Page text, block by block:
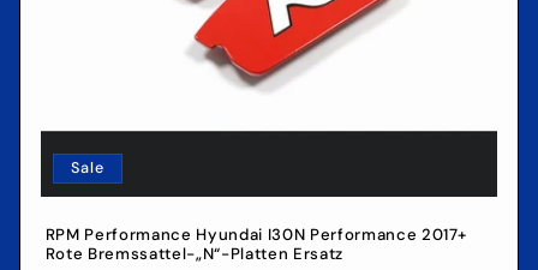
Sale
RPM Performance Hyundai I30N Performance 2017+
Rote Bremssattel-„N“-Platten Ersatz